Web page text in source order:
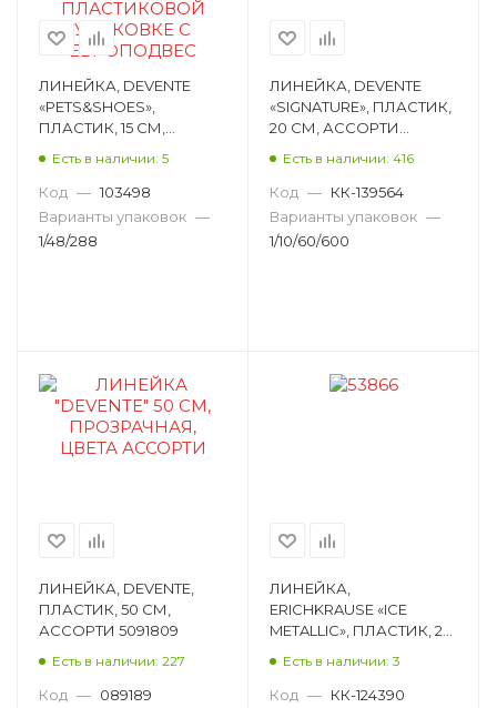
ЛИНЕЙКА, DEVENTE
«PETS&SHOES»,
ПЛАСТИК, 15 СМ,
Есть в наличии: 5
Код — 103498
Варианты упаковок —
1/48/288
ЛИНЕЙКА, DEVENTE
«SIGNATURE», ПЛАСТИК,
20 СМ, АССОРТИ
Есть в наличии: 416
Код — КК-139564
Варианты упаковок —
1/10/60/600
ЛИНЕЙКА, DEVENTE,
ПЛАСТИК, 50 СМ,
АССОРТИ 5091809
Есть в наличии: 227
Код — 089189
ЛИНЕЙКА,
ERICHKRAUSE «ICE
METALLIC», ПЛАСТИК, 20
Есть в наличии: 3
Код — КК-124390